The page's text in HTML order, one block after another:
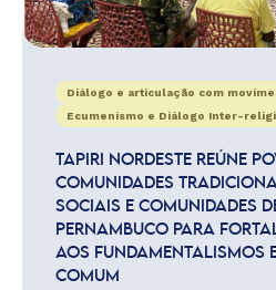
Diálogo e articulação com
Ecumenismo e Diálogo Inter-
TAPIRI NORDESTE REÚNE
COMUNIDADES
SOCIAIS E COMUNIDADES
PERNAMBUCO PARA
AOS FUNDAMENTALISMOS
COMUM